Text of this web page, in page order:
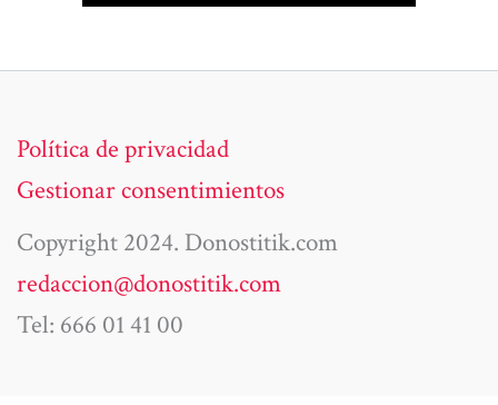
Política de privacidad
Gestionar consentimientos
Copyright 2024. Donostitik.com
redaccion@donostitik.com
Tel: 666 01 41 00